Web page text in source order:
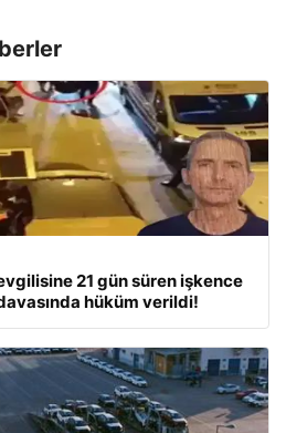
21 gün süren işkence
hüküm verildi!